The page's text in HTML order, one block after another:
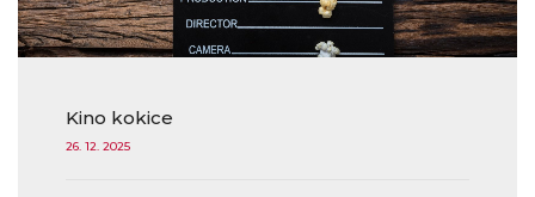
Kino kokice
26. 12. 2025